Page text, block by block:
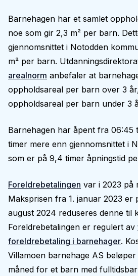
Barnehagen har et samlet
noe som gir 2,3 m² per barn.
gjennomsnittet i Notodden
m² per barn.
arealnorm anbefaler at
oppholdsareal per barn over 3
oppholdsareal per barn under 3
Barnehagen har åpent fra 06:45
timer mere enn gjennomsnittet i
som er på 9,4 timer åpningstid
Foreldrebetalingen var i 2023 på
Maksprisen fra 1. januar 2023 er
august 2024 reduseres denne til
Foreldrebetalingen er regulert av
foreldrebetaling i barnehager.
Villamoen barnehage AS
måned for et barn med